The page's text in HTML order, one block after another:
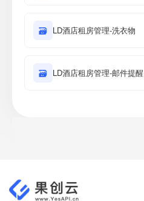
🗃 LD酒店租房管理-洗衣物
🗃 LD酒店租房管理-邮件提醒